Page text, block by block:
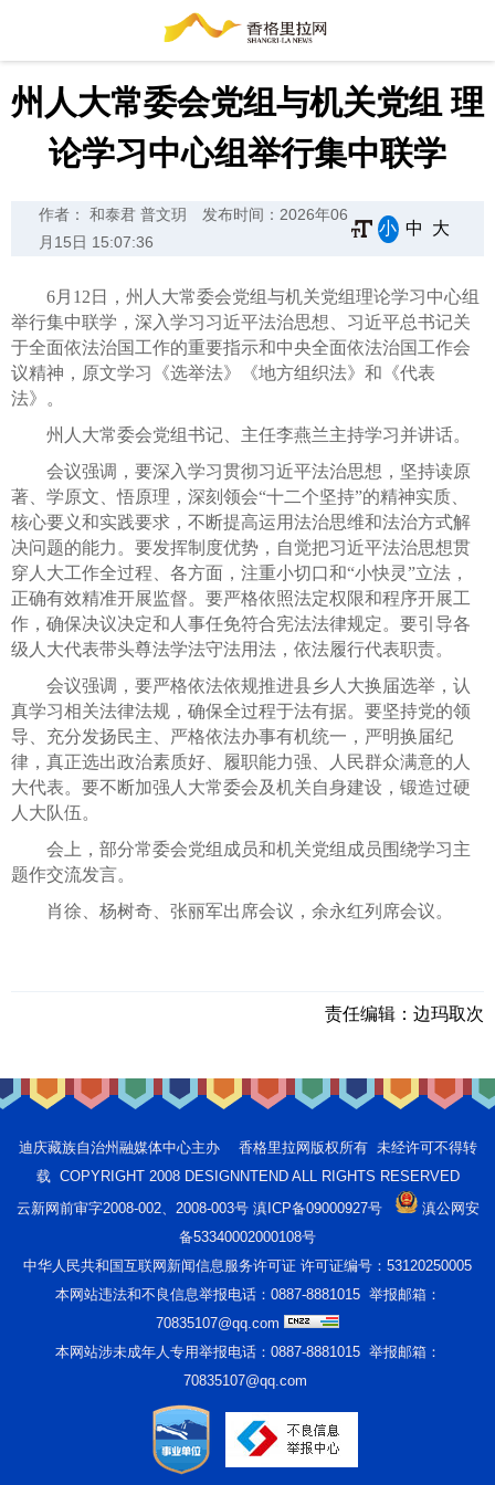
州人大常委会党组与机关党组 理
论学习中心组举行集中联学
作者： 和泰君 普文玥
发布时间：2026年06
月15日 15:07:36
小 中 大
6月12日，州人大常委会党组与机关党组理论学习中心组
举行集中联学，深入学习习近平法治思想、习近平总书记关
于全面依法治国工作的重要指示和中央全面依法治国工作会
议精神，原文学习《选举法》《地方组织法》和《代表
法》。
州人大常委会党组书记、主任李燕兰主持学习并讲话。
会议强调，要深入学习贯彻习近平法治思想，坚持读原
著、学原文、悟原理，深刻领会“十二个坚持”的精神实质、
核心要义和实践要求，不断提高运用法治思维和法治方式解
决问题的能力。要发挥制度优势，自觉把习近平法治思想贯
穿人大工作全过程、各方面，注重小切口和“小快灵”立法，
正确有效精准开展监督。要严格依照法定权限和程序开展工
作，确保决议决定和人事任免符合宪法法律规定。要引导各
级人大代表带头尊法学法守法用法，依法履行代表职责。
会议强调，要严格依法依规推进县乡人大换届选举，认
真学习相关法律法规，确保全过程于法有据。要坚持党的领
导、充分发扬民主、严格依法办事有机统一，严明换届纪
律，真正选出政治素质好、履职能力强、人民群众满意的人
大代表。要不断加强人大常委会及机关自身建设，锻造过硬
人大队伍。
会上，部分常委会党组成员和机关党组成员围绕学习主
题作交流发言。
肖徐、杨树奇、张丽军出席会议，余永红列席会议。
责任编辑： 边玛取次
迪庆藏族自治州融媒体中心主办 香格里拉网版权所有 未经许可不得转
载 COPYRIGHT 2008 DESIGNNTEND ALL RIGHTS RESERVED
云新网前审字2008-002、2008-003号 滇ICP备09000927号
滇公网安
备53340002000108号
中华人民共和国互联网新闻信息服务许可证 许可证编号：53120250005
本网站违法和不良信息举报电话：0887-8881015 举报邮箱：
70835107@qq.com
本网站涉未成年人专用举报电话：0887-8881015 举报邮箱：
70835107@qq.com